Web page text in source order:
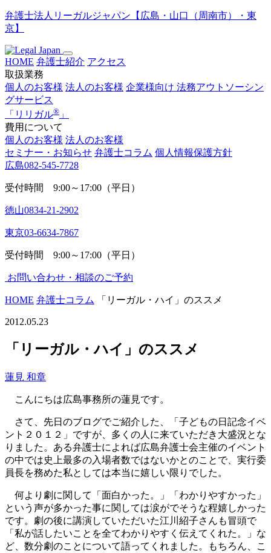
弁護士法人リーガルジャパン【広島・山口（周南市）・東
京】
HOME 弁護士紹介 アクセス
取扱業務
個人のお客様 法人のお客様 企業様向け 法務アウトソーシン
グサービス
「 リリガル® 」
費用について
個人のお客様 法人のお客様
セミナー・お知らせ 弁護士コラム 個人情報保護方針
広島082-545-7728
受付時間 9:00～17:00（平日）
徳山0834-21-2902
東京03-6634-7867
受付時間 9:00～17:00（平日）
お問い合わせ・ 相談のご予約
HOME 弁護士コラム 「リーガル・ハイ」のススメ
2012.05.23
「リーガル・ハイ」のススメ
蓮見 和章
こんにちは広島事務所の蓮見です。
さて、先日のブログでご紹介した、「子どもの日記念イベ
ント２０１２」ですが、多くの人に来ていただき大盛況とな
りました。ある弁護士によれば広島弁護士会主催のイベント
の中では史上最多の入場者数ではないかとのことで、実行委
員長を務めた私としては本当に嬉しい限りでした。
何より劇に関して「面白かった。」「わかりやすかった」
という声が多かった事に関しては涙がでそうな程嬉しかった
です。劇の後に講演していただいた江川紹子さんも冒頭で
「私が話したいことを全てわかりやすく伝えてくれた。」な
ど、数分劇のことについて語ってくれました。もちろん、こ